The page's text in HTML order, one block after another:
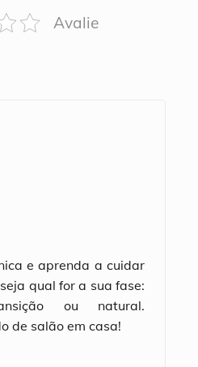
Avalie
e aprenda a cuidar
qual for a sua fase:
ou natural.
de salão em casa!